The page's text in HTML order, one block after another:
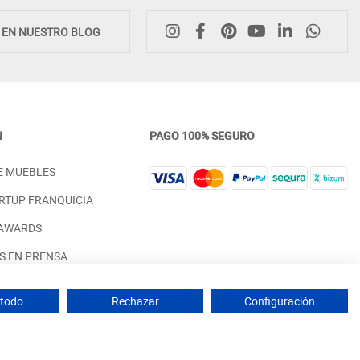
INDUSTRIAL EN MADERA DE PINO
PRECIO DESDE: 1.498,00 €
CON MOLDURA CLÁSICA
PINO
NUESTRO BLOG
MUEBLES
FRANQUICIA
EN PRENSA
PAGO 100% SEGURO
muebles fabricados en España - IVA incluido (Península y Baleares)
Rechazar Configuración